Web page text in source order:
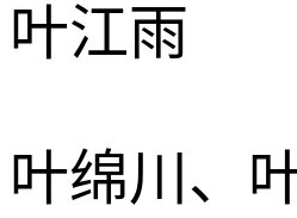
叶江雨
叶绵川、